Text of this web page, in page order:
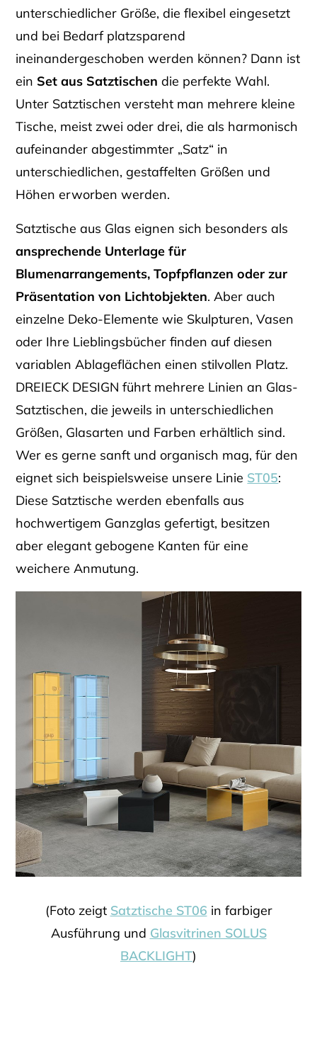
unterschiedlicher Größe, die flexibel eingesetzt
und bei Bedarf platzsparend
ineinandergeschoben werden können? Dann ist
ein Set aus Satztischen die perfekte Wahl.
Unter Satztischen versteht man mehrere kleine
Tische, meist zwei oder drei, die als harmonisch
aufeinander abgestimmter „Satz“ in
unterschiedlichen, gestaffelten Größen und
Höhen erworben werden.
Satztische aus Glas eignen sich besonders als
ansprechende Unterlage für
Blumenarrangements, Topfpflanzen oder zur
Präsentation von Lichtobjekten. Aber auch
einzelne Deko-Elemente wie Skulpturen, Vasen
oder Ihre Lieblingsbücher finden auf diesen
variablen Ablageflächen einen stilvollen Platz.
DREIECK DESIGN führt mehrere Linien an Glas-
Satztischen, die jeweils in unterschiedlichen
Größen, Glasarten und Farben erhältlich sind.
Wer es gerne sanft und organisch mag, für den
eignet sich beispielsweise unsere Linie ST05:
Diese Satztische werden ebenfalls aus
hochwertigem Ganzglas gefertigt, besitzen
aber elegant gebogene Kanten für eine
weichere Anmutung.
(Foto zeigt Satztische ST06 in farbiger
Ausführung und Glasvitrinen SOLUS
BACKLIGHT)